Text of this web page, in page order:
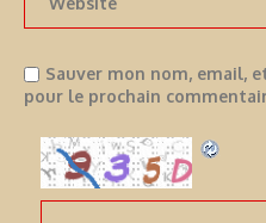
Sauver mon nom, email,
pour le prochain